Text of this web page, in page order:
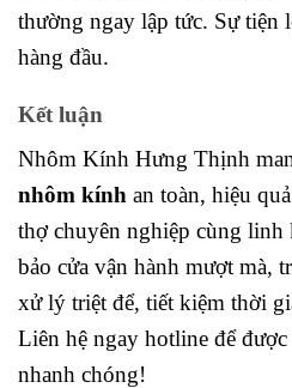
thường ngay lập tức. Sự tiện
hàng đầu.
Kết luận
Nhôm Kính Hưng Thịnh
nhôm kính an toàn, hiệu
thợ chuyên nghiệp cùng linh
bảo cửa vận hành mượt mà,
xử lý triệt để, tiết kiệm thời
Liên hệ ngay hotline để được
nhanh chóng!